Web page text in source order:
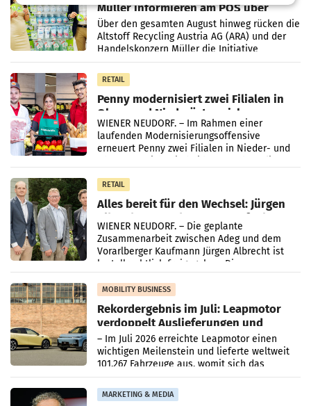
Müller informieren am POS über
Kreislauffähigkeit
Über den gesamten August hinweg rücken die
Altstoff Recycling Austria AG (ARA) und der
Handelskonzern Müller die Initiative
„Kreislauf-Helden“ in allen österreichischen
Müller-Filialen
RETAIL
Penny modernisiert zwei Filialen in
Ober- und Niederösterreich
WIENER NEUDORF. – Im Rahmen einer
laufenden Modernisierungsoffensive
erneuert Penny zwei Filialen in Nieder- und
RETAIL
Alles bereit für den Wechsel: Jürgen
Albrecht setzt ab 1.1.2027 auf Adeg
WIENER NEUDORF. – Die geplante
Zusammenarbeit zwischen Adeg und dem
Vorarlberger Kaufmann Jürgen Albrecht ist
kartellrechtlich freigegeben: Die
Bundeswettbewerbsbehörde und der
Bundeskartellanwalt
MOBILITY BUSINESS
Rekordergebnis im Juli: Leapmotor
verdoppelt Auslieferungen und
überschreitet die 100.000er-Marke
– Im Juli 2026 erreichte Leapmotor einen
wichtigen Meilenstein und lieferte weltweit
101.267 Fahrzeuge aus, womit sich das
Ergebnis gegenüber Juli 2025 mehr als
verdoppelte (+102
MARKETING & MEDIA